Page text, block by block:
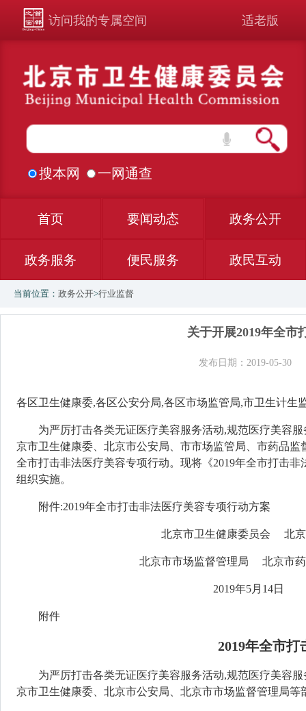
访问我的专属空间 适老版
搜本网 一网通查
首页 要闻动态 政务公开
政务服务 便民服务 政民互动
当前位置： 政务公开>行业监督
关于开展2019年全市
发布日期：2019-05-30
各区卫生健康委,各区公安分局,各区市场监管局,市卫生计生
为严厉打击各类无证医疗美容服务活动,规范医疗美容
京市卫生健康委、北京市公安局 、市市场监管局、市药品监
全市打击非法医疗美容专项行动。现将《2019年全市打击非
组织实施。
附件:2019年全市打击非法医疗美容专项行动方案
北京市卫生健康委员会 北
北京市市场监督管理局 北京市
2019年5月14日
附件
2019年全市打
为严厉打击各类无证医疗美容服务活动,规范医疗美容
京市卫生健康委、北京市公安局 、北京市市场监督管理局等